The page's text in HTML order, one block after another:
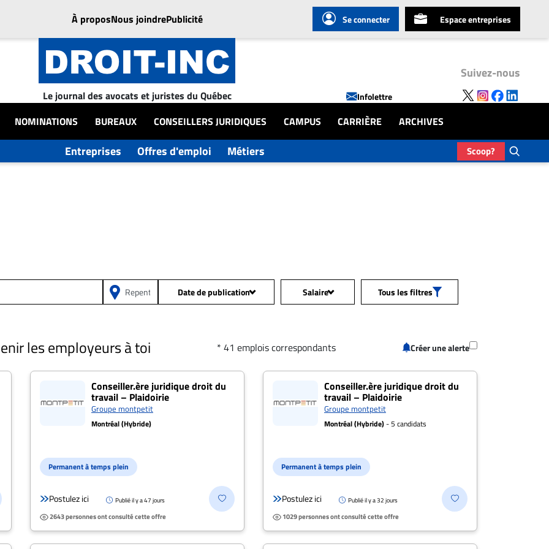
À proposNous joindrePublicité Se connecter Espace entreprises
Le journal des avocats et juristes du Québec Infolettre
Suivez-nous
NOMINATIONS BUREAUX CONSEILLERS JURIDIQUES CAMPUS CARRIÈRE ARCHIVES
Entreprises Offres d'emploi Métiers Scoop?
Date de publication
Depuis 2 jours
Depuis 5 jours
Salaire
salaires
50 000$+
70 000$+
120 000$+
150 000$+
200 000$+
Tous les filtres
Date de publication: Toutes les offres+
Salaire: Tous les salaires+
Distance+
Type de poste+
Présentiel/Télétravail+
les employeurs à toi * 41 emplois correspondants Créer une alerte
droit criminel" à Repentigny
Conseiller.ère juridique droit du
travail – Plaidoirie
Groupe montpetit
Montréal (Hybride)
Permanent à temps plein
Postulez ici Publié il y a 47 jours
2643 personnes ont consulté cette offre
Postulez
Conseiller.ère juridique droit du
travail – Plaidoirie
Groupe montpetit
Montréal (Hybride)- 5 candidats
Permanent à temps plein
Postulez ici Publié il y a 32 jours
1029 personnes ont consulté cette offre
Postulez